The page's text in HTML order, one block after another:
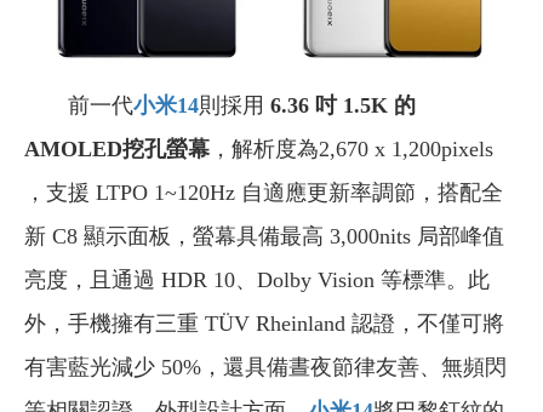
前一代小米14則採用 6.36 吋 1.5K 的
AMOLED挖孔螢幕 ，解析度為2,670 x 1,200pixels
，支援 LTPO 1~120Hz 自適應更新率調節，搭配全
新 C8 顯示面板，螢幕具備最高 3,000nits 局部峰值
亮度，且通過 HDR 10、Dolby Vision 等標準。此
外，手機擁有三重 TÜV Rheinland 認證，不僅可將
有害藍光減少 50%，還具備晝夜節律友善、無頻閃